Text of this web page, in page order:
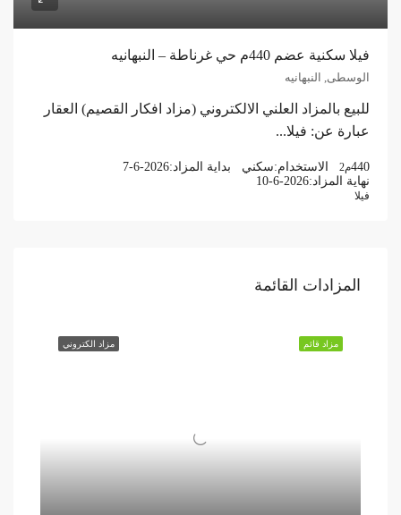
فيلا سكنية عضم 440م حي غرناطة – النبهانيه
الوسطى, النبهانيه
للبيع بالمزاد العلني الالكتروني (مزاد افكار القصيم) العقار
عبارة عن: فيلا...
440م2 الاستخدام:سكني بداية المزاد:7-6-2026
نهاية المزاد:10-6-2026
فيلا
المزادات القائمة
مزاد الكتروني مزاد قائم